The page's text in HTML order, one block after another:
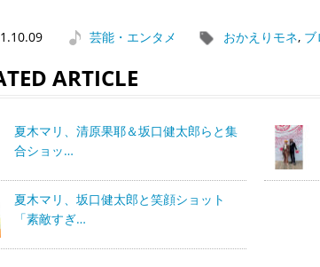
芸能・エンタメ おかえりモネ, ブ
ARTICLE
夏木マリ、清原果耶＆坂口健太郎らと集
合ショッ…
夏木マリ、坂口健太郎と笑顔ショット
「素敵すぎ…